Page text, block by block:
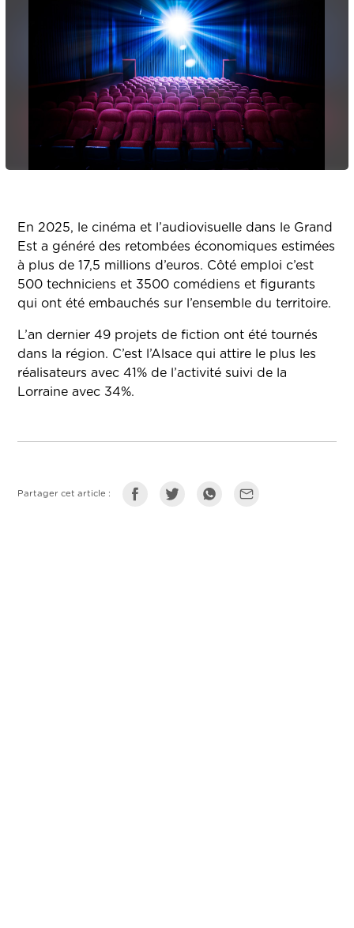
En 2025, le cinéma et l’audiovisuelle dans le Grand
Est a généré des retombées économiques estimées
à plus de 17,5 millions d’euros. Côté emploi c’est
500 techniciens et 3500 comédiens et figurants
qui ont été embauchés sur l’ensemble du territoire.
L’an dernier 49 projets de fiction ont été tournés
dans la région. C’est l’Alsace qui attire le plus les
réalisateurs avec 41% de l’activité suivi de la
Lorraine avec 34%.
Partager cet article :